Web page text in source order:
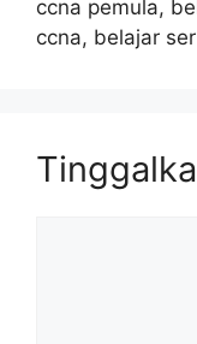
ccna pemula,
ccna, belajar